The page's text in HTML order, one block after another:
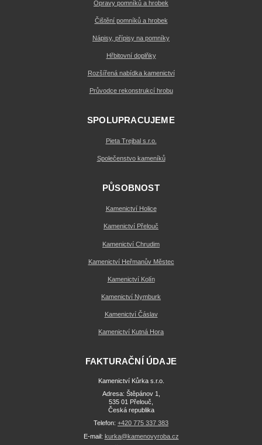
Opravy pomníků a hrobek
Čištění pomníků a hrobek
Nápisy, přípisy na pomníky
Hřbitovní doplňky
Rozšířená nabídka kamenictví
Průvodce rekonstrukcí hrobu
SPOLUPRACUJEME
Pieta Trejbal s.r.o.
Společenstvo kameníků
PŮSOBNOST
Kamenictví Holice
Kamenictví Přelouč
Kamenictví Chrudim
Kamenictví Heřmanův Městec
Kamenictví Kolín
Kamenictví Nymburk
Kamenictví Čáslav
Kamenictví Kutná Hora
FAKTURAČNÍ ÚDAJE
Kamenictví Kůrka s.r.o.
Adresa: Štěpánov 1,
535 01 Přelouč,
Česká republika
Telefon: +420 775 337 383
E-mail: kurka@kamenovyroba.cz